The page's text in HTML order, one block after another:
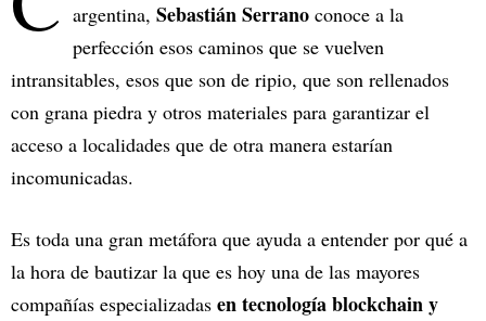
argentina, Sebastián Serrano conoce a la
perfección esos caminos que se vuelven
intransitables, esos que son de ripio, que son rellenados
con grana piedra y otros materiales para garantizar el
acceso a localidades que de otra manera estarían
incomunicadas.
Es toda una gran metáfora que ayuda a entender por qué a
la hora de bautizar la que es hoy una de las mayores
compañías especializadas en tecnología blockchain y